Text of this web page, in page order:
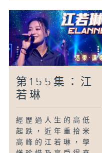
第155集：江
若琳
經歷過人生的高低
起跌，近年重拾米
高峰的江若琳，學